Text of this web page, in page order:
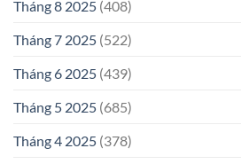
Tháng 8 2025 (408)
Tháng 7 2025 (522)
Tháng 6 2025 (439)
Tháng 5 2025 (685)
Tháng 4 2025 (378)